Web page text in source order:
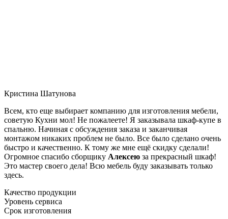
Кристина Шатунова
Всем, кто еще выбирает компанию для изготовления мебели,
советую Кухни мол! Не пожалеете! Я заказывала шкаф-купе в
спальню. Начиная с обсуждения заказа и заканчивая
монтажом никаких проблем не было. Все было сделано очень
быстро и качественно. К тому же мне ещё скидку сделали!
Огромное спасибо сборщику Алексею за прекрасный шкаф!
Это мастер своего дела! Всю мебель буду заказывать только
здесь.
Качество продукции
Уровень сервиса
Срок изготовления